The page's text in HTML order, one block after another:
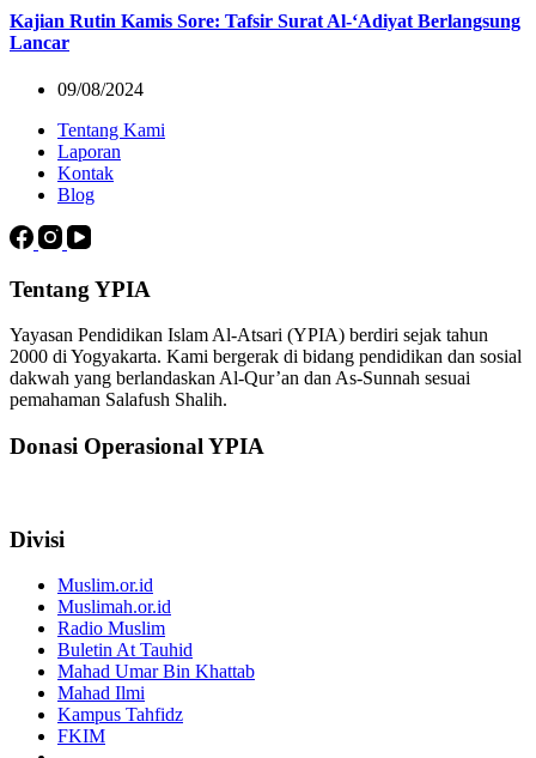
Kajian Rutin Kamis Sore: Tafsir Surat Al-‘Adiyat Berlangsung
Lancar
09/08/2024
Tentang Kami
Laporan
Kontak
Blog
Tentang YPIA
Yayasan Pendidikan Islam Al-Atsari (YPIA) berdiri sejak tahun
2000 di Yogyakarta. Kami bergerak di bidang pendidikan dan sosial
dakwah yang berlandaskan Al-Qur’an dan As-Sunnah sesuai
pemahaman Salafush Shalih.
Donasi Operasional YPIA
Divisi
Muslim.or.id
Muslimah.or.id
Radio Muslim
Buletin At Tauhid
Mahad Umar Bin Khattab
Mahad Ilmi
Kampus Tahfidz
FKIM